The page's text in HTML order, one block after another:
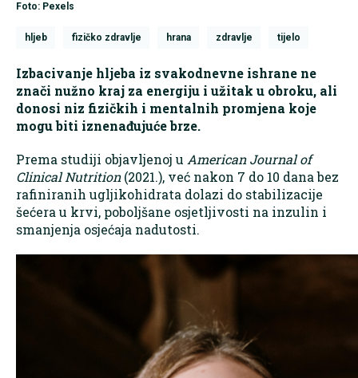
Foto: Pexels
hljeb fizičko zdravlje hrana zdravlje tijelo
Izbacivanje hljeba iz svakodnevne ishrane ne
znači nužno kraj za energiju i užitak u obroku, ali
donosi niz fizičkih i mentalnih promjena koje
mogu biti iznenađujuće brze.
Prema studiji objavljenoj u American Journal of
Clinical Nutrition(2021.), već nakon 7 do 10 dana bez
rafiniranih ugljikohidrata dolazi do stabilizacije
šećera u krvi, poboljšane osjetljivosti na inzulin i
smanjenja osjećaja nadutosti.